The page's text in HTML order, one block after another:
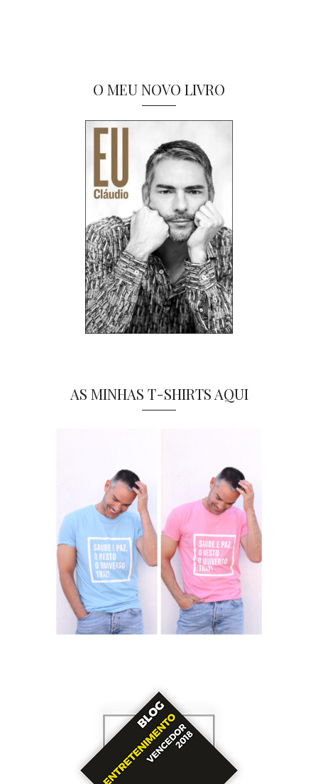
O MEU NOVO LIVRO
AS MINHAS T-SHIRTS AQUI